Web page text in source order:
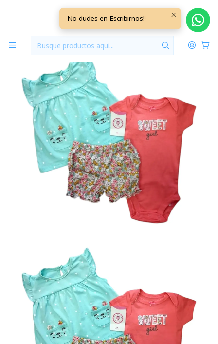
Vestuario A. Set 3 Piezas Algodon
No dudes en Escribirnos!!